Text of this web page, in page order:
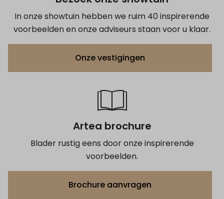
In onze showtuin hebben we ruim 40 inspirerende
voorbeelden en onze adviseurs staan voor u klaar.
Onze vestigingen
Artea brochure
Blader rustig eens door onze inspirerende
voorbeelden.
Brochure aanvragen